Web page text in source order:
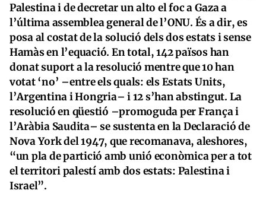
Palestina i de decretar un alto el foc a Gaza a
l’última assemblea general de l’ONU. És a dir, es
posa al costat de la solució dels dos estats i sense
Hamàs en l’equació. En total, 142 països han
donat suport a la resolució mentre que 10 han
votat ‘no’ –entre els quals: els Estats Units,
l’Argentina i Hongria– i 12 s’han abstingut. La
resolució en qüestió –promoguda per França i
l’Aràbia Saudita– se sustenta en la Declaració de
Nova York del 1947, que recomanava, aleshores,
“un pla de partició amb unió econòmica per a tot
el territori palestí amb dos estats: Palestina i
Israel”.